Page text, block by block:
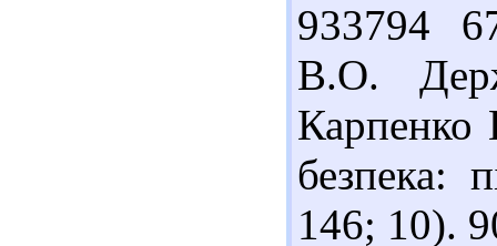
933794
В.О.
Карпенко
безпека:
146; 10).